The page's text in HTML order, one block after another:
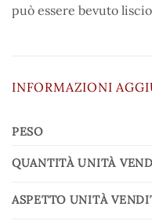
può essere bevuto
INFORMAZIONI
PESO
QUANTITÀ UNITÀ
ASPETTO UNITÀ